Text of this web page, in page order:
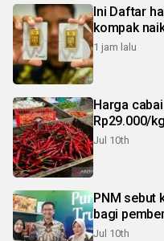
Ini Daftar
kompak
1 jam lalu
Harga
Rp29.000/
Jul 10th
PNM sebut
bagi
Jul 10th